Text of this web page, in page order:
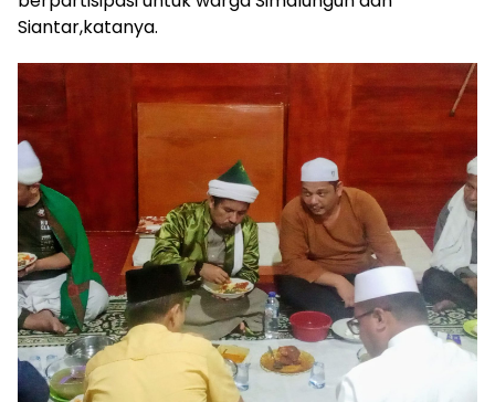
Siantar,katanya.